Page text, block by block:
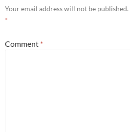
Your email address will not be published.
*
Comment *